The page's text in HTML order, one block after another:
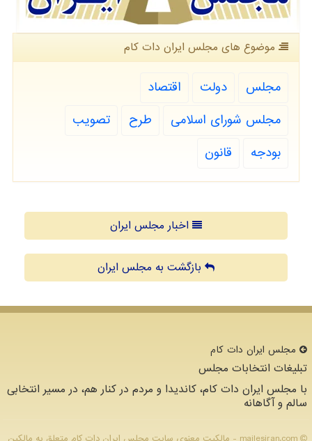
موضوع های مجلس ایران دات كام
مجلس دولت
اقتصاد
مجلس شورای اسلامی
طرح
تصویب
بودجه
قانون
اخبار مجلس ایران
بازگشت به مجلس ایران
مجلس ایران دات كام
تبلیغات انتخابات مجلس
با مجلس ایران دات کام، کاندیدا و مردم در کنار هم، در مسیر انتخابی
سالم و آگاهانه